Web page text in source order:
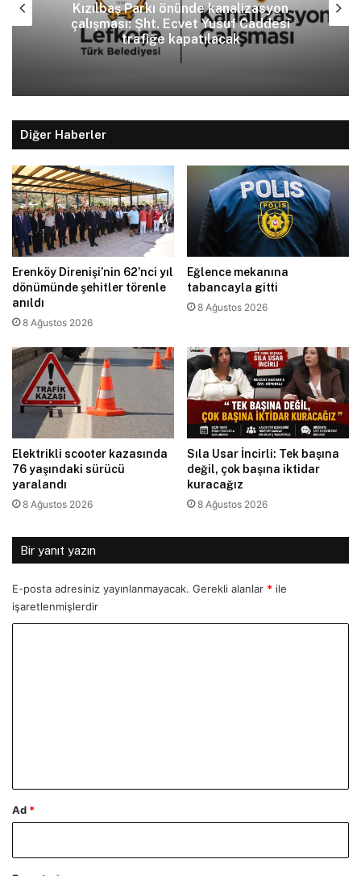
Kızılbaş Parkı önünde kanalizasyon
çalışması: Şht. Ecvet Yusuf Caddesi
trafiğe kapatılacak
Diğer Haberler
Erenköy Direnişi’nin 62’nci yıl
dönümünde şehitler törenle
anıldı
8 Ağustos 2026
Eğlence mekanına
tabancayla gitti
8 Ağustos 2026
Elektrikli scooter kazasında
76 yaşındaki sürücü
yaralandı
8 Ağustos 2026
Sıla Usar İncirli: Tek başına
değil, çok başına iktidar
kuracağız
8 Ağustos 2026
Bir yanıt yazın
E-posta adresiniz yayınlanmayacak. Gerekli alanlar * ile
işaretlenmişlerdir
Ad *